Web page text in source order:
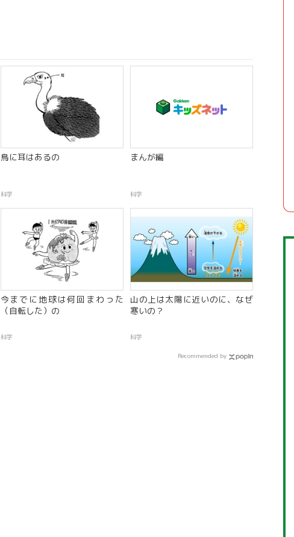
鳥に耳はあるの
科学
まんが編
科学
今までに地球は何回まわった
（自転した）の
科学
山の上は太陽に近いのに、なぜ
寒いの？
科学
Recommended by